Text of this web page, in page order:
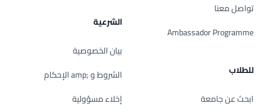
تواصل معنا
Ambassador Programme
للطلاب
ابحث عن جامعة
الشرعية
بيان الخصوصية
الشروط و ;amp الإحكام
إخلاء مسؤولية